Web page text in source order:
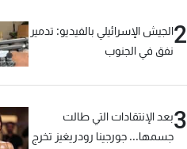
2الجيش الإسرائيلي بالفيديو: تدمير
نفق في الجنوب
3بعد الإنتقادات التي طالت
جسمها... جورجينا رودريغيز تخرج